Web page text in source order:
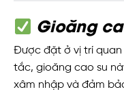
Gioăng
Được đặt ở vị trí
tắc, gioăng cao su
xâm nhập và đảm